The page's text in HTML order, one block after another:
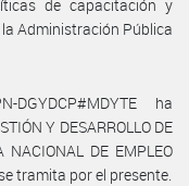
de capacitación y
Administración Pública
DGYDCP#MDYTE ha
Y DESARROLLO DE
NACIONAL DE EMPLEO
tramita por el presente.